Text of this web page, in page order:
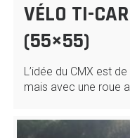
VÉLO TI-
(55×55)
L’idée du CMX est
mais avec une roue